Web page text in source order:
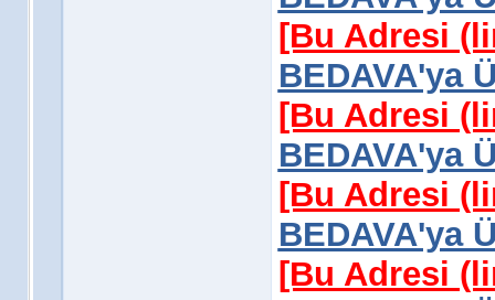
[Bu Adresi
BEDAVA'ya
[Bu Adresi
BEDAVA'ya
[Bu Adresi
BEDAVA'ya
[Bu Adresi